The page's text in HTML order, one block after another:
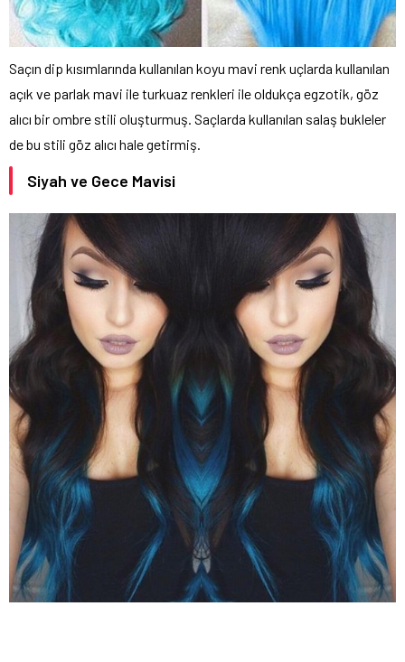
Saçın dip kısımlarında kullanılan koyu mavi renk uçlarda kullanılan
açık ve parlak mavi ile turkuaz renkleri ile oldukça egzotik, göz
alıcı bir ombre stili oluşturmuş. Saçlarda kullanılan salaş bukleler
de bu stili göz alıcı hale getirmiş.
Siyah ve Gece Mavisi